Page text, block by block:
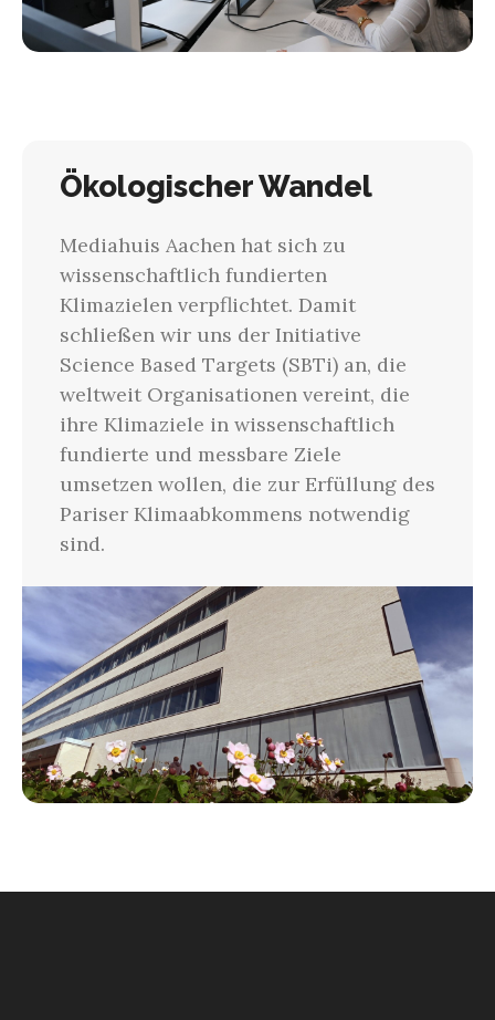
Ökologischer Wandel
Mediahuis Aachen hat sich zu
wissenschaftlich fundierten
Klimazielen verpflichtet. Damit
schließen wir uns der Initiative
Science Based Targets (SBTi) an, die
weltweit Organisationen vereint, die
ihre Klimaziele in wissenschaftlich
fundierte und messbare Ziele
umsetzen wollen, die zur Erfüllung des
Pariser Klimaabkommens notwendig
sind.